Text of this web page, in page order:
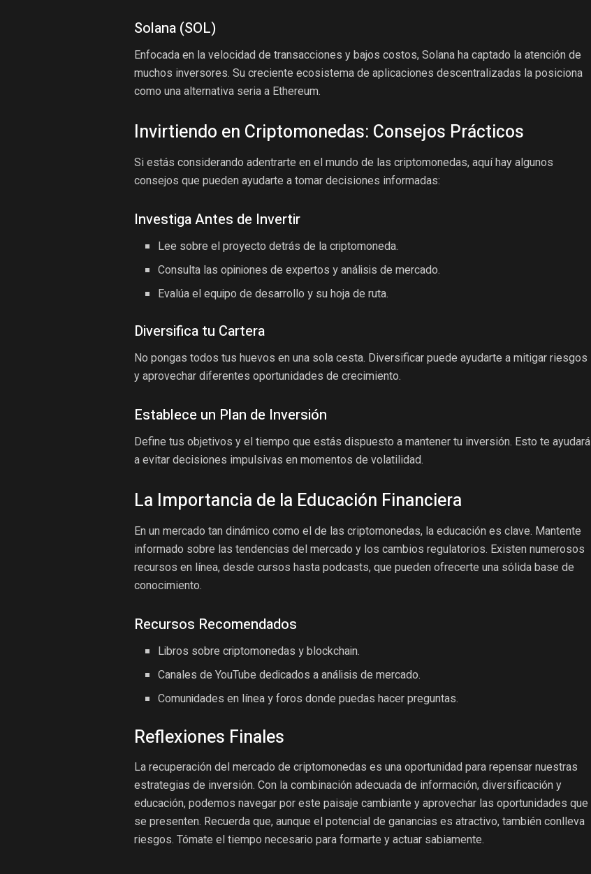
Solana (SOL)
Enfocada en la velocidad de transacciones y bajos costos, Solana ha captado la atención de
muchos inversores. Su creciente ecosistema de aplicaciones descentralizadas la posiciona
como una alternativa seria a Ethereum.
Invirtiendo en Criptomonedas: Consejos Prácticos
Si estás considerando adentrarte en el mundo de las criptomonedas, aquí hay algunos
consejos que pueden ayudarte a tomar decisiones informadas:
Investiga Antes de Invertir
Lee sobre el proyecto detrás de la criptomoneda.
Consulta las opiniones de expertos y análisis de mercado.
Evalúa el equipo de desarrollo y su hoja de ruta.
Diversifica tu Cartera
No pongas todos tus huevos en una sola cesta. Diversificar puede ayudarte a mitigar riesgos
y aprovechar diferentes oportunidades de crecimiento.
Establece un Plan de Inversión
Define tus objetivos y el tiempo que estás dispuesto a mantener tu inversión. Esto te ayudará
a evitar decisiones impulsivas en momentos de volatilidad.
La Importancia de la Educación Financiera
En un mercado tan dinámico como el de las criptomonedas, la educación es clave. Mantente
informado sobre las tendencias del mercado y los cambios regulatorios. Existen numerosos
recursos en línea, desde cursos hasta podcasts, que pueden ofrecerte una sólida base de
conocimiento.
Recursos Recomendados
Libros sobre criptomonedas y blockchain.
Canales de YouTube dedicados a análisis de mercado.
Comunidades en línea y foros donde puedas hacer preguntas.
Reflexiones Finales
La recuperación del mercado de criptomonedas es una oportunidad para repensar nuestras
estrategias de inversión. Con la combinación adecuada de información, diversificación y
educación, podemos navegar por este paisaje cambiante y aprovechar las oportunidades que
se presenten. Recuerda que, aunque el potencial de ganancias es atractivo, también conlleva
riesgos. Tómate el tiempo necesario para formarte y actuar sabiamente.